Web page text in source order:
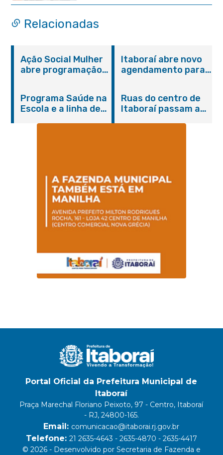
Relacionadas
Ação Social Mulher
abre programação
serviços gratuitos e
orientações
Itaboraí abre novo
agendamento para
Programa Saúde na
Escola e a linha de
Magalhães Seabra
Ruas do centro de
Itaboraí passam a
Portal Oficial da Prefeitura Municipal de
Itaboraí
Praça Marechal Floriano Peixoto, 97 - Centro, Itaboraí
- RJ, 24800-165.
Email: comunicacao@itaborai.rj.gov.br
Telefone: 21 2635-4643 - 2635-4870 - 2635-4417
© 2026 - Desenvolvido por Secretaria de Fazenda e